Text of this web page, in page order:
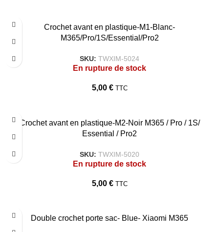
Crochet avant en plastique-M1-Blanc-
M365/Pro/1S/Essential/Pro2
SKU: TWXIM-5024
En rupture de stock
5,00 € TTC
Crochet avant en plastique-M2-Noir M365 / Pro / 1S/
Essential / Pro2
SKU: TWXIM-5020
En rupture de stock
5,00 € TTC
Double crochet porte sac- Blue- Xiaomi M365